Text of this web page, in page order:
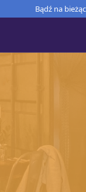
Bądź na